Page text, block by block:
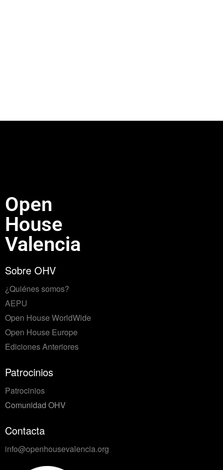
Open
House
Valencia
Sobre OHV
¿Quiénes somos?
AEPU
Open House WorldWide
Open House Europe
Ediciones Anteriores
Patrocinios
Patrocinios
Comunidad OHV
Contacta
info@openhousevalencia.org